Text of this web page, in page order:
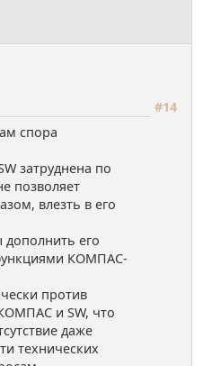
#14
спора
затруднена по
позволяет
влезть в его
его
КОМПАС-
против
и SW, что
даже
технических